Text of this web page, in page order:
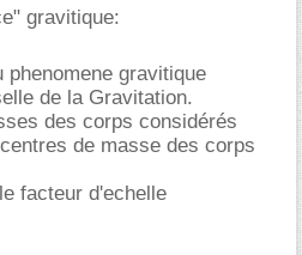
gravitique:
gravitique
de la Gravitation.
des corps considérés
de masse des corps
facteur d'echelle